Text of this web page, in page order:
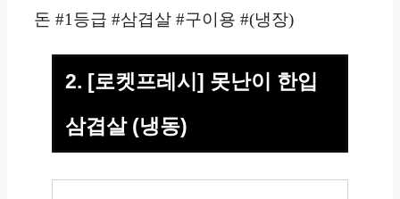
돈 #1등급 #삼겹살 #구이용 #(냉장)
2. [로켓프레시] 못난이 한입
삼겹살 (냉동)